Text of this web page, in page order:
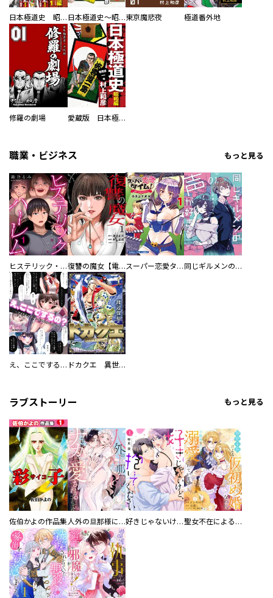
日本極道史 昭和編 スーパー大合本 日本極道史～昭和編東京魔悲夜 極道番外地
修羅の劇場 愛蔵版 日本極道史 昭和編
職業・ビジネス もっと見る
ヒステリック・ハーレム～搾られる男と堕ちる女～【電子単行本版】 復讐の魔女【電子単行本版】 スーパー恋愛タイム！～現場でドＳな彼女は自宅でデレる～ 同じギルメンの声が好き
え、ここでするの？ アイドルのファンが知らない日常 ドカクエ 異世界ドカコッククエスト
ラブストーリー もっと見る
佐伯かよの作品集 人外の旦那様に娶られ毎晩ナカまで愛される…。アンソロジー 好きじゃないけど、抱いてください【電子単行本版／特典おまけ付き】 聖女不在による仮初め婚なのに、不器用な王太子に溺愛されています【電子単行本版／特典おまけ付き】